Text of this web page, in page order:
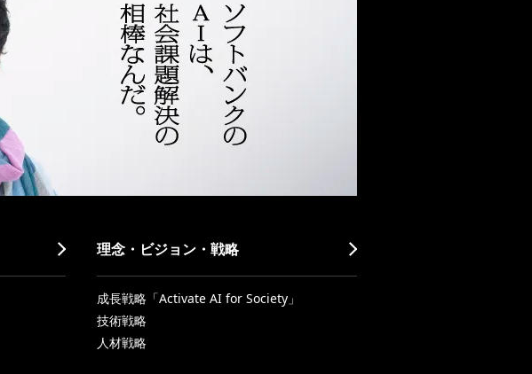
理念・ビジョン・戦略
成長戦略「Activate AI for Society」
技術戦略
人材戦略